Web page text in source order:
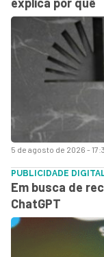
5 de agosto de 2026 -
PUBLICIDADE
Em busca de
ChatGPT